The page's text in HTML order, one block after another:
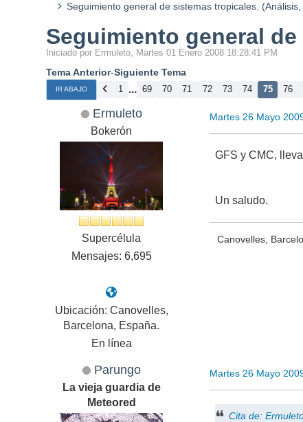
Seguimiento general de sistemas tropicales.
Seguimiento general
Iniciado por Ermuleto, Martes 01 Enero 2008 18:28:41 PM
Tema Anterior-Siguiente Tema
IR ABAJO 1 ... 69 70 71 72 73 74 75 76
Ermuleto
Bokerón
Supercélula
Mensajes: 6,695
Ubicación: Canovelles,
Barcelona, España.
En línea
Martes 26 Mayo
GFS y CMC,
Un saludo.
Canovelles,
Parungo
La vieja guardia de
Meteored
Martes 26 Mayo
Cita de: